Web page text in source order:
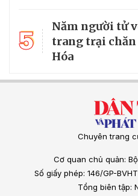
5
Năm người tử
trang trại
Hóa
Chuyên trang
Cơ quan chủ quản:
Số giấy phép: 146/GP-
Tổng biên tập: